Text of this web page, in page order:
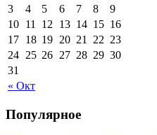
« Окт
3
4 5 6 7 8
9
10 11 12 13 14 15 16
17 18 19 20 21 22 23
24 25 26 27 28 29 30
31
Популярное